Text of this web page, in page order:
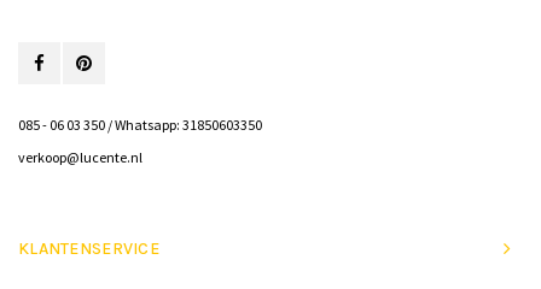
085 - 06 03 350 / Whatsapp: 31850603350
verkoop@lucente.nl
KLANTENSERVICE